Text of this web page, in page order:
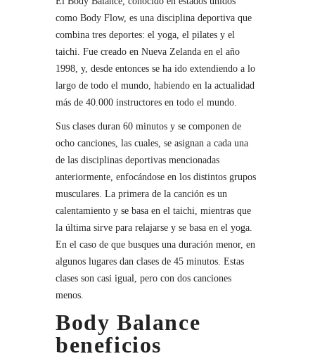
como Body Flow, es una disciplina deportiva que
combina tres deportes: el yoga, el pilates y el
taichi. Fue creado en Nueva Zelanda en el año
1998, y, desde entonces se ha ido extendiendo a lo
largo de todo el mundo, habiendo en la actualidad
más de 40.000 instructores en todo el mundo.
Sus clases duran 60 minutos y se componen de
ocho canciones, las cuales, se asignan a cada una
de las disciplinas deportivas mencionadas
anteriormente, enfocándose en los distintos grupos
musculares. La primera de la canción es un
calentamiento y se basa en el taichi, mientras que
la última sirve para relajarse y se basa en el yoga.
En el caso de que busques una duración menor, en
algunos lugares dan clases de 45 minutos. Estas
clases son casi igual, pero con dos canciones
menos.
Body Balance
beneficios